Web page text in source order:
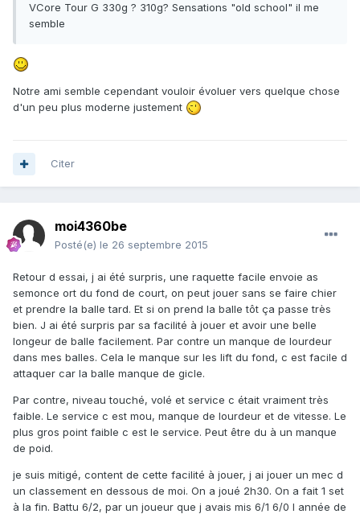
VCore Tour G 330g ? 310g? Sensations "old school" il me
semble
Notre ami semble cependant vouloir évoluer vers quelque chose
d'un peu plus moderne justement
Citer
moi4360be
Posté(e) le 26 septembre 2015
Retour d essai, j ai été surpris, une raquette facile envoie as
semonce ort du fond de court, on peut jouer sans se faire chier
et prendre la balle tard. Et si on prend la balle tôt ça passe très
bien. J ai été surpris par sa facilité à jouer et avoir une belle
longeur de balle facilement. Par contre un manque de lourdeur
dans mes balles. Cela le manque sur les lift du fond, c est facile d
attaquer car la balle manque de gicle.
Par contre, niveau touché, volé et service c était vraiment très
faible. Le service c est mou, manque de lourdeur et de vitesse. Le
plus gros point faible c est le service. Peut être du à un manque
de poid.
je suis mitigé, content de cette facilité à jouer, j ai jouer un mec d
un classement en dessous de moi. On a joué 2h30. On a fait 1 set
à la fin. Battu 6/2, par un joueur que j avais mis 6/1 6/0 l année de